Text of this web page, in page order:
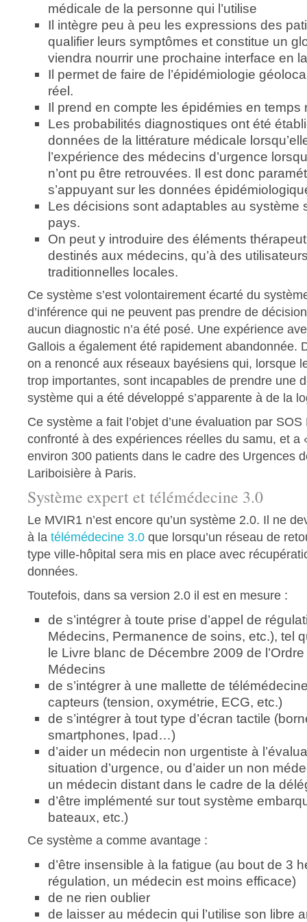
médicale de la personne qui l’utilise
Il intègre peu à peu les expressions des
qualifier leurs symptômes et constitue un
viendra nourrir une prochaine interface en
Il permet de faire de l’épidémiologie
réel.
Il prend en compte les épidémies en temps
Les probabilités diagnostiques ont été
données de la littérature médicale
l’expérience des médecins d’urgence
n’ont pu être retrouvées. Il est donc
s’appuyant sur les données
Les décisions sont adaptables au système
pays.
On peut y introduire des éléments
destinés aux médecins, qu’à des
traditionnelles locales.
Ce système s’est volontairement écarté du
d’inférence qui ne peuvent pas prendre de
aucun diagnostic n’a été posé. Une expérience
Gallois a également été rapidement abandonnée.
on a renoncé aux réseaux bayésiens qui, lorsque
trop importantes, sont incapables de prendre une
système qui a été développé s’apparente à de la
Ce système a fait l’objet d’une évaluation par
confronté à des expériences réelles du samu, et a
environ 300 patients dans le cadre des Urgences
Lariboisière à Paris.
Système expert et télémédecine 3.0
Le MVIR1 n’est encore qu’un système 2.0. Il ne
à la télémédecine 3.0 que lorsqu’un réseau de
type ville-hôpital sera mis en place avec
données.
Toutefois, dans sa version 2.0 il est en mesure :
de s’intégrer à toute prise d’appel de
Médecins, Permanence de soins, etc.), tel
le Livre blanc de Décembre 2009 de
Médecins
de s’intégrer à une mallette de
capteurs (tension, oxymétrie, ECG, etc.)
de s’intégrer à tout type d’écran tactile
smartphones, Ipad…)
d’aider un médecin non urgentiste à
situation d’urgence, ou d’aider un non
un médecin distant dans le cadre de la
d’être implémenté sur tout système
bateaux, etc.)
Ce système a comme avantage :
d’être insensible à la fatigue (au bout de 3
régulation, un médecin est moins efficace)
de ne rien oublier
de laisser au médecin qui l’utilise son libre